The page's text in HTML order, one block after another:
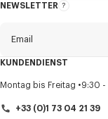
NEWSLETTER
Über
Email
Anrede Obligatorisch
KUNDENDIENST
Montag bis Freitag 9:30 -
+33 (0)1 73 04 21 39